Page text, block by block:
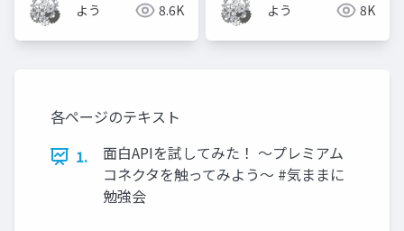
よう 8.6K よう 8K
各ページのテキスト
1.
面白APIを試してみた！ ～プレミアム
コネクタを触ってみよう～ #気ままに
勉強会